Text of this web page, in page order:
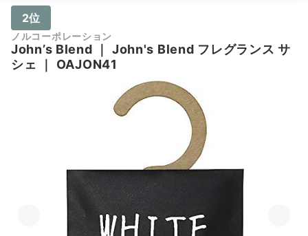
2位
ノルコーポレーション
John’s Blend
John's Blend フレグランス サ
シェ
OAJON41